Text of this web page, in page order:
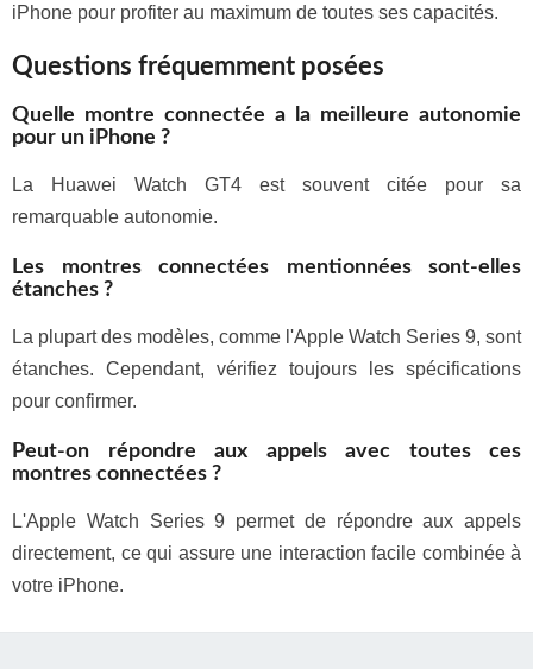
iPhone pour profiter au maximum de toutes ses capacités.
Questions fréquemment posées
Quelle montre connectée a la meilleure autonomie
pour un iPhone ?
La Huawei Watch GT4 est souvent citée pour sa
remarquable autonomie.
Les montres connectées mentionnées sont-elles
étanches ?
La plupart des modèles, comme l'Apple Watch Series 9, sont
étanches. Cependant, vérifiez toujours les spécifications
pour confirmer.
Peut-on répondre aux appels avec toutes ces
montres connectées ?
L'Apple Watch Series 9 permet de répondre aux appels
directement, ce qui assure une interaction facile combinée à
votre iPhone.